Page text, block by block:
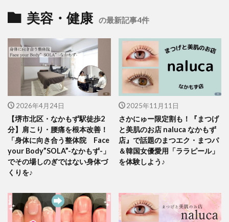
美容・健康 の最新記事4件
2026年4月24日
【堺市北区・なかもず駅徒歩2
分】肩こり・腰痛を根本改善！
「身体に向き合う整体院 Face
your Body”SOLA”-なかもず-」
でその場しのぎではない身体づ
くりを♪
2025年11月11日
さかにゅー限定割も！『まつげ
と美肌のお店 naluca なかもず
店』で話題のまつエク・まつパ
＆韓国女優愛用「ララピール」
を体験しよう♪